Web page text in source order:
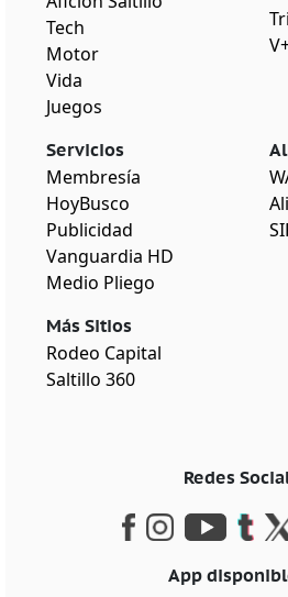
Tech
Motor
Vida
Juegos
Servicios
Membresía
HoyBusco
Publicidad
Vanguardia HD
Medio Pliego
Más Sitios
Rodeo Capital
Saltillo 360
Redes
App